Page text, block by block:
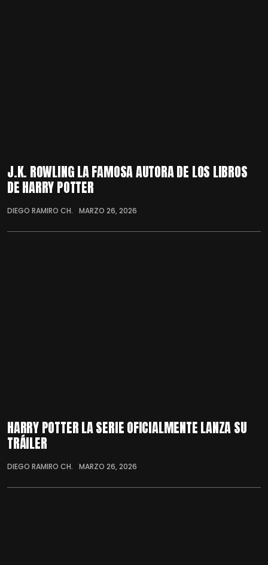
J.K. ROWLING LA FAMOSA AUTORA DE LOS LIBROS
DE HARRY POTTER
DIEGO RAMIRO CH. MARZO 26, 2026
HARRY POTTER LA SERIE OFICIALMENTE LANZA SU
TRÁILER
DIEGO RAMIRO CH. MARZO 26, 2026